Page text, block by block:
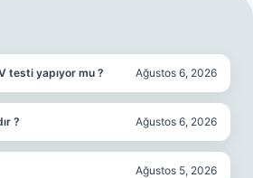
testi yapıyor mu ? Ağustos 6, 2026
? Ağustos 6, 2026
Ağustos 5, 2026